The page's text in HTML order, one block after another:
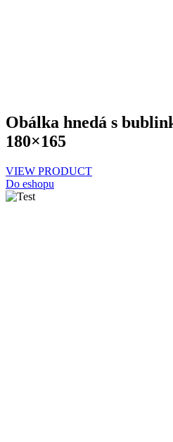
Obálka hnedá s
180×165
VIEW PRODUCT
Do eshopu